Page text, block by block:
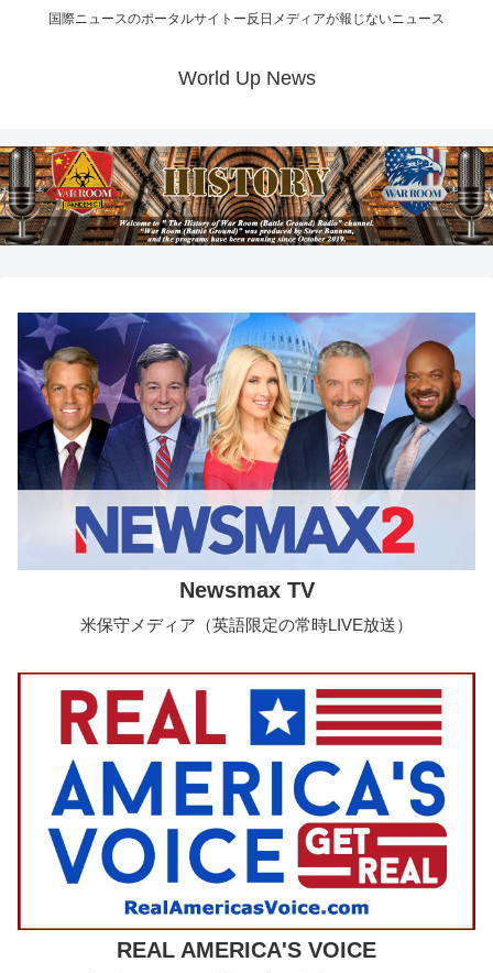
国際ニュースのポータルサイトー反日メディアが報じないニュース
World Up News
Newsmax TV
米保守メディア（英語限定の常時LIVE放送）
REAL AMERICA'S VOICE